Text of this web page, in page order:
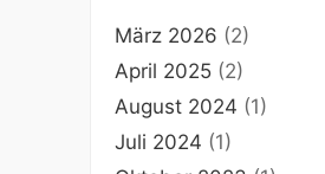
März 2026 (2)
April 2025 (2)
August 2024 (1)
Juli 2024 (1)